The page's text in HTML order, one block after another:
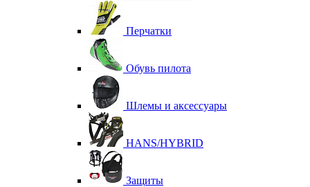
Перчатки
Обувь пилота
Шлемы и аксессуары
HANS/HYBRID
Защиты